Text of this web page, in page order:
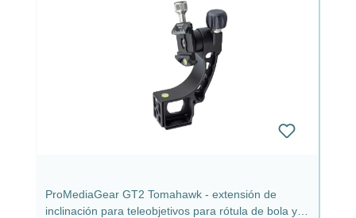
ProMediaGear GT2 Tomahawk - extensión de
inclinación para teleobjetivos para rótula de bola y